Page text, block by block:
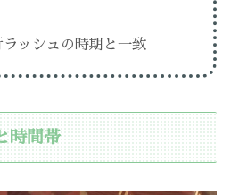
ッシュの時期と一致
時間帯